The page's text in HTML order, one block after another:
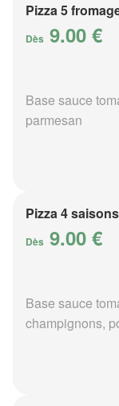
Pizza 5
Dès 9.00 €
Base sauce
parmesan
Pizza 4 saisons
Dès 9.00 €
Base sauce
champignons,